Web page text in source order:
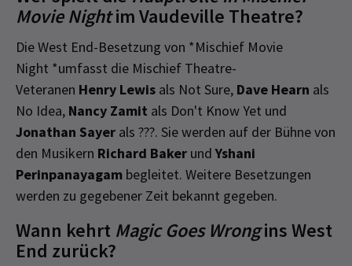
Movie Nightim Vaudeville Theatre?
Die West End-Besetzung von *Mischief Movie
Night *umfasst die Mischief Theatre-
Veteranen Henry Lewis als Not Sure, Dave Hearn als
No Idea, Nancy Zamit als Don't Know Yet und
Jonathan Sayer als ???. Sie werden auf der Bühne von
den Musikern Richard Baker undYshani
Perinpanayagam begleitet. Weitere Besetzungen
werden zu gegebener Zeit bekannt gegeben.
Wann kehrt Magic Goes Wrongins West
End zurück?